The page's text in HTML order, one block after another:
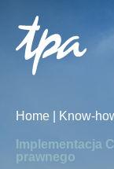
Know-how
Home | Know-
Implementacja
prawnego